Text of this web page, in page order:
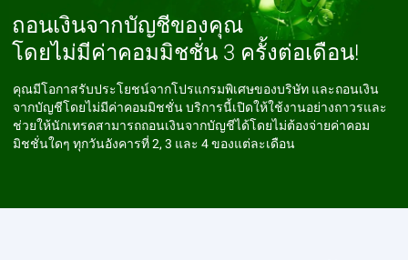
ถอนเงินจากบัญชีของคุณ
โดยไม่มีค่าคอมมิชชั่น 3 ครั้งต่อเดือน!
คุณมีโอกาสรับประโยชน์จากโปรแกรมพิเศษของบริษัท และถอนเงิน
จากบัญชีโดยไม่มีค่าคอมมิชชั่น บริการนี้เปิดให้ใช้งานอย่างถาวรและ
ช่วยให้นักเทรดสามารถถอนเงินจากบัญชีได้โดยไม่ต้องจ่ายค่าคอม
มิชชั่นใดๆ ทุกวันอังคารที่ 2, 3 และ 4 ของแต่ละเดือน